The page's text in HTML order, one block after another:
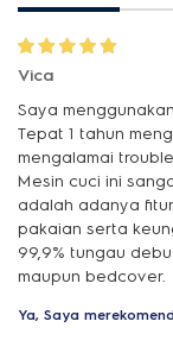
Vica
Saya
Tepat 1 tahun
mengalamai
Mesin cuci ini
adalah adanya
pakaian serta
99,9% tungau
maupun bedcover.
Ya, Saya